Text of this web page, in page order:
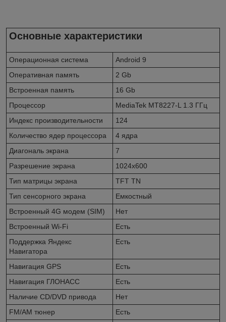
Основные характеристики
Операционная система
Android 9
Оперативная память
2 Gb
Встроенная память
16 Gb
Процессор
MediaTek MT8227-L 1.3 ГГц
Индекс производительности
124
Количество ядер процессора
4 ядра
Диагональ экрана
7
Разрешение экрана
1024x600
Тип матрицы экрана
TFT TN
Тип сенсорного экрана
Емкостный
Встроенный 4G модем (SIM)
Нет
Встроенный Wi-Fi
Есть
Поддержка Яндекс
Навигатора
Есть
Навигация GPS
Есть
Навигация ГЛОНАСС
Есть
Наличие CD/DVD привода
Нет
FM/AM тюнер
Есть